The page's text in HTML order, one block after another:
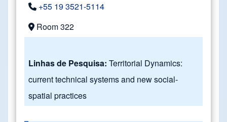
+55 19 3521-5114
Room 322
Linhas de Pesquisa: Territorial Dynamics:
current technical systems and new social-
spatial practices